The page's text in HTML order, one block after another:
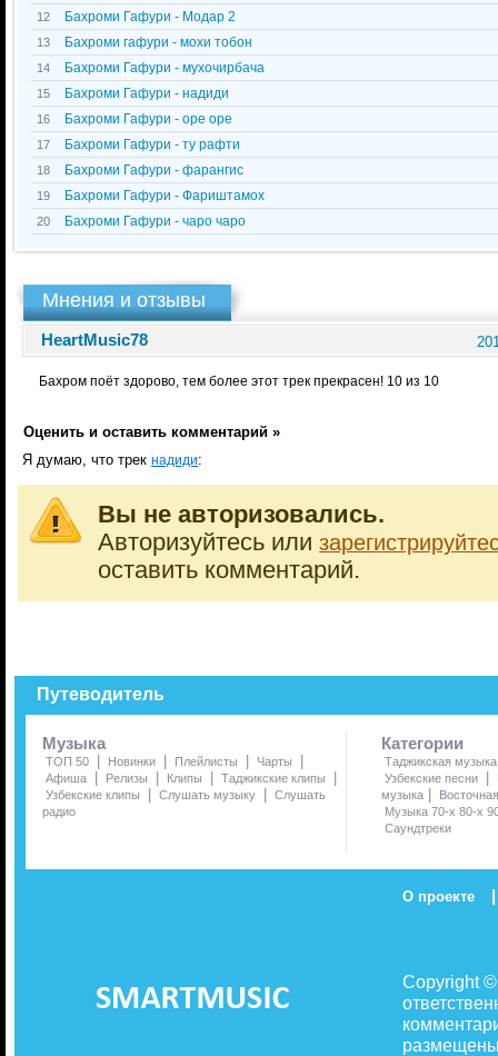
12 Бахроми Гафури - Модар 2
13 Бахроми гафури - мохи тобон
14 Бахроми Гафури - мухочирбача
15 Бахроми Гафури - надиди
16 Бахроми Гафури - оре оре
17 Бахроми Гафури - ту рафти
18 Бахроми Гафури - фарангис
19 Бахроми Гафури - Фариштамох
20 Бахроми Гафури - чаро чаро
Мнения и отзывы
HeartMusic78
Бахром поёт здорово, тем более этот трек прекрасен! 10 из 10
Оценить и оставить комментарий »
Я думаю, что трек надиди:
Вы не авторизовались.
Авторизуйтесь или
оставить комментарий.
Путеводитель
Музыка
ТОП 50 | Новинки | Плейлисты | Чарты |
Афиша | Релизы | Клипы | Таджикские клипы |
Узбекские клипы | Слушать музыку | Слушать
радио
Категории
Таджикская музыка
Узбекские песни
|
музыка |
Музыка 70-х 80-х
Саундтреки
О проекте |
Copyright
размещены